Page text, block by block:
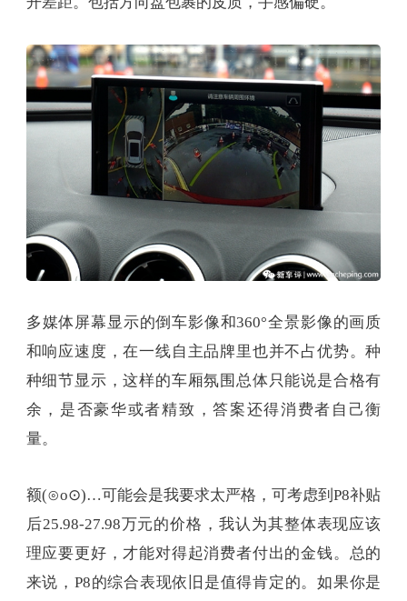
多媒体屏幕显示的倒车影像和360°全景影像的画质
和响应速度，在一线自主品牌里也并不占优势。种
种细节显示，这样的车厢氛围总体只能说是合格有
余，是否豪华或者精致，答案还得消费者自己衡
量。
额(⊙o⊙)…可能会是我要求太严格，可考虑到P8补贴
后25.98-27.98万元的价格，我认为其整体表现应该
理应要更好，才能对得起消费者付出的金钱。总的
来说，P8的综合表现依旧是值得肯定的。如果你是